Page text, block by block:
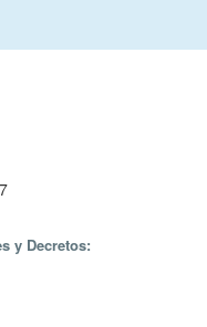
y Decretos: